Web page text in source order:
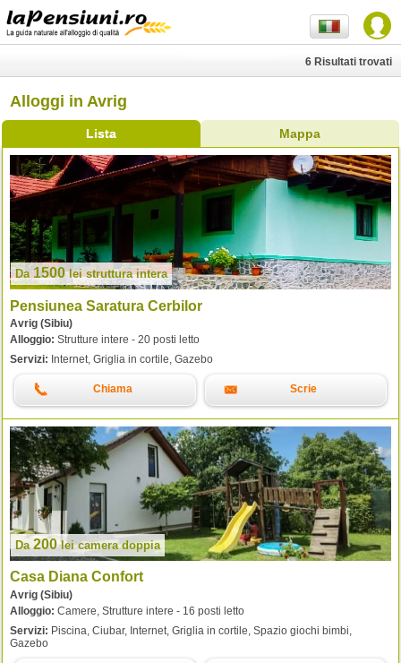
Alloggi in Avrig
Lista Mappa
6 Risultati trovati
Da1500leistruttura intera
Pensiunea Saratura Cerbilor
Avrig (Sibiu)
Alloggio: Strutture intere - 20 posti letto
Servizi: Internet, Griglia in cortile, Gazebo
Chiama Scrie
Da 200leicamera doppia
Casa Diana Confort
Avrig (Sibiu)
Alloggio: Camere, Strutture intere - 16 posti letto
Servizi: Piscina, Ciubar, Internet, Griglia in cortile, Spazio giochi bimbi,
Gazebo